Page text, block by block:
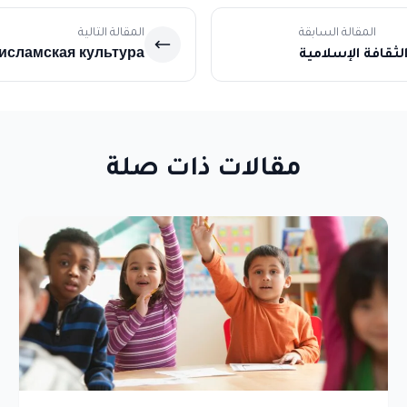
المقالة السابقة
الإسلامية
المقالة التالية
культура
مقالات ذات صلة